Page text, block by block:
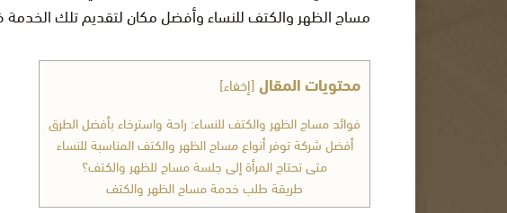
مساج الظهر والكتف للنساء وأفضل مكان لتقديم تلك
محتويات المقال[إخفاء]
فوائد مساج الظهر والكتف للنساء: راحة واسترخاء بأفضل الطرق
أفضل شركة توفر أنواع مساج الظهر والكتف المناسبة للنساء
متى تحتاج المرأة إلى جلسة مساج للظهر والكتف؟
طريقة طلب خدمة مساج الظهر والكتف